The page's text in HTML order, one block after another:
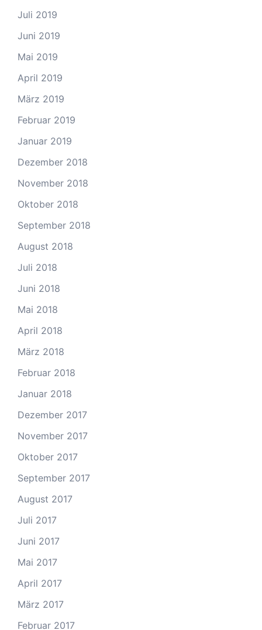
Juli 2019
Juni 2019
Mai 2019
April 2019
März 2019
Februar 2019
Januar 2019
Dezember 2018
November 2018
Oktober 2018
September 2018
August 2018
Juli 2018
Juni 2018
Mai 2018
April 2018
März 2018
Februar 2018
Januar 2018
Dezember 2017
November 2017
Oktober 2017
September 2017
August 2017
Juli 2017
Juni 2017
Mai 2017
April 2017
März 2017
Februar 2017